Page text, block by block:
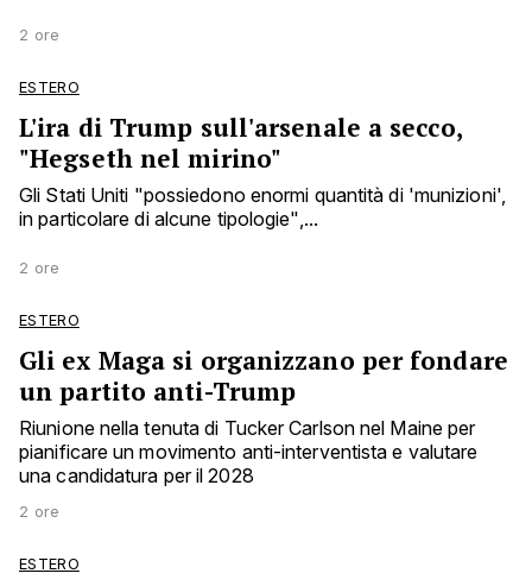
2 ore
ESTERO
L'ira di Trump sull'arsenale a secco,
"Hegseth nel mirino"
Gli Stati Uniti "possiedono enormi quantità di 'munizioni',
in particolare di alcune tipologie",...
2 ore
ESTERO
Gli ex Maga si organizzano per fondare
un partito anti-Trump
Riunione nella tenuta di Tucker Carlson nel Maine per
pianificare un movimento anti-interventista e valutare
una candidatura per il 2028
2 ore
ESTERO